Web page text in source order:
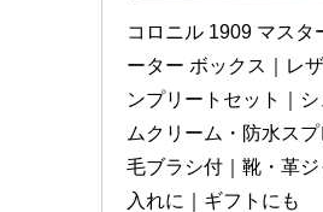
コロニル 1909 マスタ
ーター ボックス｜レ
ンプリートセット｜
ムクリーム・防水ス
毛ブラシ付｜靴・革
入れに｜ギフトにも